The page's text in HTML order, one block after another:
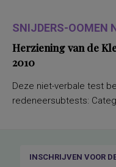
SNIJDERS-OOMEN
Herziening van de
2010
Deze niet-verbale test
redeneersubtests: